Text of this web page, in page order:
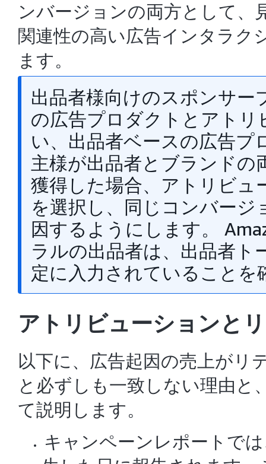
ンバージョンの両方として
関連性の高い広告インタラク
ます。
出品者様向けのスポンサ
の広告プロダクトとアト
い、出品者ベースの広告プ
主様が出品者とブランド
獲得した場合、アトリビュ
を選択し、同じコンバー
因するようにします。
ラルの出品者は、出品者ト
定に入力されていること
アトリビューションと
以下に、広告起因の売上がリ
と必ずしも一致しない理由と
て説明します。
キャンペーンレポートで